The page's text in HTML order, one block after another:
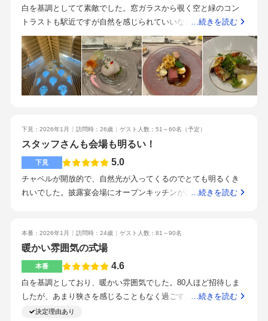
会場が好みだったため。参列した時に明るい雰囲気が素敵だっ
たため。
白を基調としてて素敵でした。窓ガラスから覗く空と緑のコン
トラストも駅近ですが自然を感じられていいなと思いました！
会場も広く感じたように思います！披露宴会場はとにかく、新
郎新婦のやりたいことを叶えられる会場なんだろうなというの
が、参列して感じられました！！キッチンが見える、新郎のサ
プライズキッチン？も素敵でした！ケーキがとにかく美味しか
ったです！参列した友達とも美味しいねと話し合ったくらいで
ランナーさんを新郎新婦がとても信頼してるんだろうなという
のがよく分かりました！全員で作る結婚式って感じがして素敵
でした！待合室も広く、チャペルまで行く途中にも、一箇所だ
飾られてるのがいいなと思いました！式場全体を新郎新婦のカ
…続きを読む
下見：2026年1月 訪問時：26歳 ゲスト人数：51～60名 （予定）
スタッフさんも会場も明るい！
下見 5.0
チャペルが開放的で、自然光が入ってくるのでとても明るくき
れいでした。披露宴会場にオープンキッチンがあり、お料理を
のが選択できるので金額の検討がつけやすく感じました。うな
ぎのお茶漬けがとてもおいしかったです。駅から徒歩1分ほどな
ので、遠くから来られる方も安心だと思います。とても話しや
すく、プランを作っていくのが楽しみになりました。一つ一つ
丁寧に説明していただけたので、安心しました。担当の方が最
後まで付き添って頂けるので安心して任せられると思いまし
た。貸切になるので時間に縛られることなく式を進められるこ
…続きを読む
本番：2026年1月 訪問時：24歳 ゲスト人数：81～90名
暖かい雰囲気の式場
本番 4.6
白を基調としており、暖かい雰囲気でした。80人ほど招待しま
したが、あまり狭さを感じることもなく過ごすことができまし
た。オープンキッチンなので料理を作る様子を見ることができ
…続きを読む
決定理由あり